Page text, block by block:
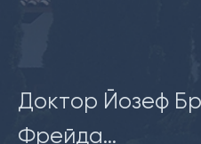
Доктор Йозеф
Фрейда...